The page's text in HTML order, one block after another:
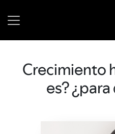
Crecimiento
es?